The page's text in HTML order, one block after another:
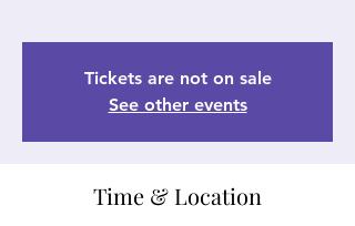
Tickets are not on sale
See other events
Time & Location